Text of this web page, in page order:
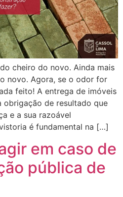
cheiro do novo. Ainda mais
novo. Agora, se o odor for
feito! A entrega de imóveis
obrigação de resultado que
e a sua razoável
é fundamental na […]
em caso de
pública de